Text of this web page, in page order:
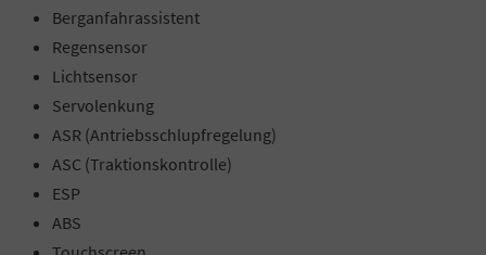
Berganfahrassistent
Regensensor
Lichtsensor
Servolenkung
ASR (Antriebsschlupfregelung)
ASC (Traktionskontrolle)
ESP
ABS